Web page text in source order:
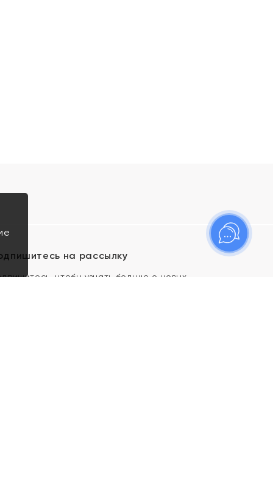
на рассылку
чтобы узнать больше о новых